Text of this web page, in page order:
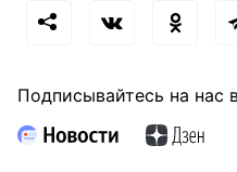
Подписывайтесь на нас